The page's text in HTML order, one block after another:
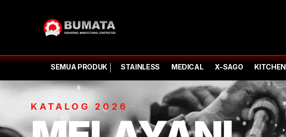
SEMUA PRODUK STAINLESS MEDICAL X-SAGO KITCHEN
KATALOG 2026